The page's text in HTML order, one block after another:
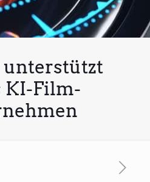
unterstützt
KI-Film-